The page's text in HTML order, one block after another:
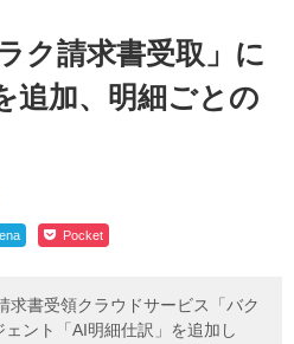
ク請求書受取」に
追加、明細ごとの
Pocket
求書受領クラウドサービス「バク
ント「AI明細仕訳」を追加し